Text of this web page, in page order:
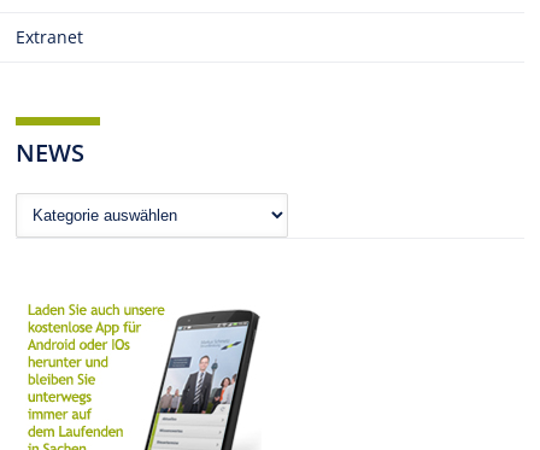
Extranet
NEWS
News